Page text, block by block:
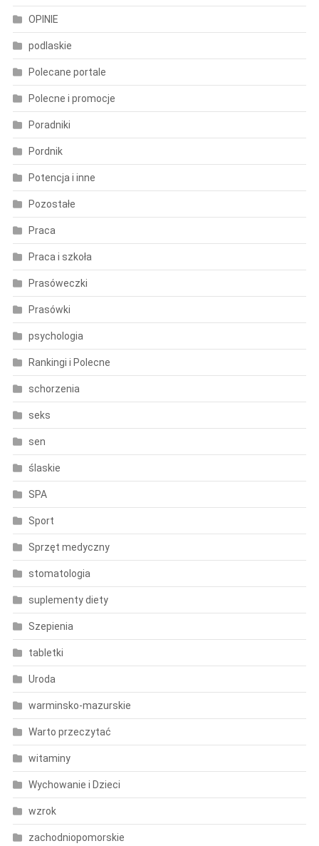
OPINIE
podlaskie
Polecane portale
Polecne i promocje
Poradniki
Pordnik
Potencja i inne
Pozostałe
Praca
Praca i szkoła
Prasóweczki
Prasówki
psychologia
Rankingi i Polecne
schorzenia
seks
sen
ślaskie
SPA
Sport
Sprzęt medyczny
stomatologia
suplementy diety
Szepienia
tabletki
Uroda
warminsko-mazurskie
Warto przeczytać
witaminy
Wychowanie i Dzieci
wzrok
zachodniopomorskie